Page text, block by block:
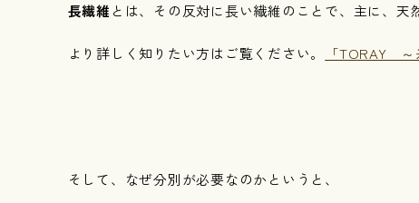
長繊維 とは、その反対に長い繊維のことで、主に、天
より詳しく知りたい方はご覧ください。 「TORAY ～
そして、なぜ分別が必要なのかというと、